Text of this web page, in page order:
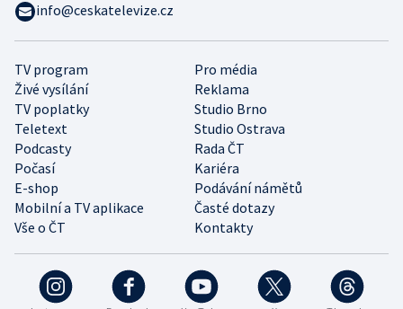
TV program
Pro média
Živé vysílání
Reklama
TV poplatky
Studio Brno
Teletext
Studio Ostrava
Podcasty
Rada ČT
Počasí
Kariéra
E-shop
Podávání námětů
Mobilní a TV aplikace
Časté dotazy
Vše o ČT
Kontakty
info@ceskatelevize.cz